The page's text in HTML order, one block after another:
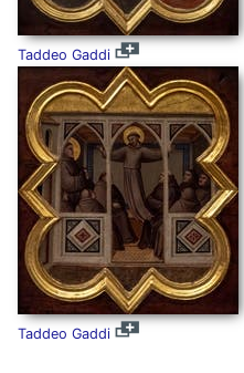
Taddeo Gaddi
Taddeo Gaddi